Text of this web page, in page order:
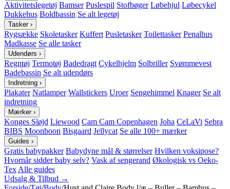
Aktivitetslegetøj Bamser Puslespil Stofbøger Løbehjul Løbecykel
Dukkehus Boldbassin Se alt legetøj
Tasker ›
Rygsække Skoletasker Kuffert Pusletasker Toilettasker Penalhus
Madkasse Se alle tasker
Udendørs ›
Regntøj Termotøj Badedragt Cykelhjelm Solbriller Svømmevest
Badebassin Se alt udendørs
Indretning ›
Plakater Natlamper Wallstickers Uroer Sengehimmel Knager Se alt
indretning
Mærker ›
Konges Sløjd Liewood Cam Cam Copenhagen Joha CeLaVi Sebra
BIBS Moonboon Bisgaard Jellycat Se alle 100+ mærker
Guides ›
Gratis babypakker Babydyne mål & størrelser Hvilken voksipose?
Hvornår sidder baby selv? Vask af sengerand Økologisk vs Oeko-
Tex Alle guides
Udsalg & Tilbud →